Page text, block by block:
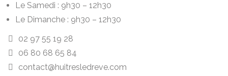
Le Samedi : 9h30 – 12h30
Le Dimanche : 9h30 – 12h30
02 97 55 19 28
06 80 68 65 84
contact@huitresledreve.com